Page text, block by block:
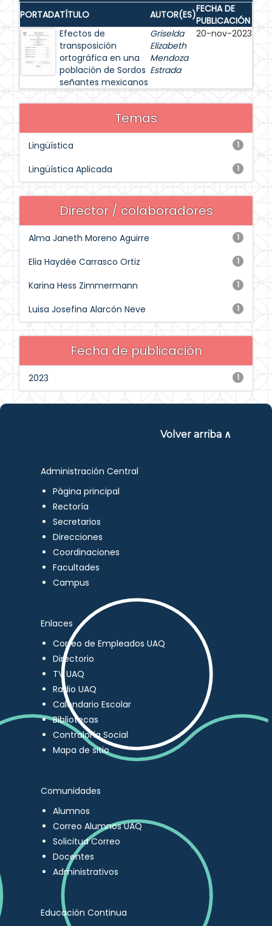
PORTADATÍTULO AUTOR(ES)FECHA DE
PUBLICACIÓN
Efectos de
transposición
ortográfica en una
población de Sordos
señantes mexicanos
Griselda
Elizabeth
Mendoza
Estrada
20-nov-2023
Temas
1
Lingüística
1
Lingüística Aplicada
Director / colaboradores
1
Alma Janeth Moreno Aguirre
1
Elia Haydée Carrasco Ortiz
1
Karina Hess Zimmermann
1
Luisa Josefina Alarcón Neve
Fecha de publicación
1
2023
Volver arriba ∧
Administración Central
Página principal
Rectoría
Secretarios
Direcciones
Coordinaciones
Facultades
Campus
Enlaces
Correo de Empleados UAQ
Directorio
TV UAQ
Radio UAQ
Calendario Escolar
Bibliotecas
Contraloría Social
Mapa de sitio
Comunidades
Alumnos
Correo Alumnos UAQ
Solicitud Correo
Docentes
Administrativos
Educación Continua